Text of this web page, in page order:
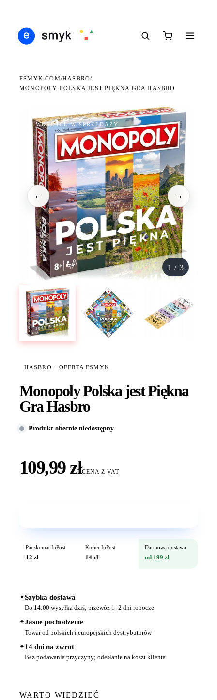
ESMYK.COM/HASBRO/
MONOPOLY POLSKA JEST PIĘKNA GRA HASBRO
WKRÓTCE W SPRZEDAŻY
← →
1 / 3
HASBRO · OFERTA ESMYK
Monopoly Polska jest Piękna
Gra Hasbro
Produkt obecnie niedostępny
109,99 złCENA Z VAT
Paczkomat InPost
12 zł
Kurier InPost
14 zł
Darmowa dostawa
od 199 zł
✦Szybka dostawa
Do 14:00 wysyłka dziś; przewóz 1–2 dni robocze
✦Jasne pochodzenie
Towar od polskich i europejskich dystrybutorów
✦14 dni na zwrot
Bez podawania przyczyny; odesłanie na koszt klienta
WARTO WIEDZIEĆ